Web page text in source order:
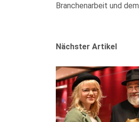
Branchenarbeit und dem
Nächster Artikel